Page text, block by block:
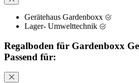
Gerätehaus Gardenboxx
Lager- Umwelttechnik
Regalboden für Gardenboxx
Passend für: